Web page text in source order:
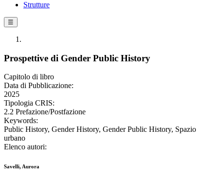
Strutture
☰
Prospettive di Gender Public History
Capitolo di libro
Data di Pubblicazione:
2025
Tipologia CRIS:
2.2 Prefazione/Postfazione
Keywords:
Public History, Gender History, Gender Public History, Spazio
urbano
Elenco autori:
Savelli, Aurora